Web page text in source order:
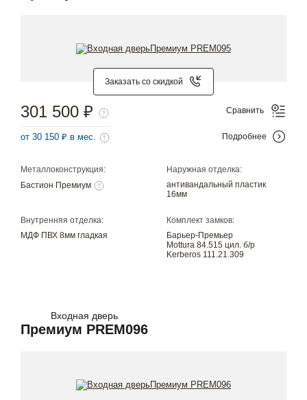
Заказать со скидкой
Металлоконструкция:
Бастион Премиум
Наружная отделка:
антивандальный пластик
16мм
Внутренняя отделка:
МДФ ПВХ 8мм гладкая
Комплект замков:
Барьер-Премьер
Mottura 84.515 цил. б/р
Kerberos 111.21.309
301 500 ₽
от 30 150 ₽ в мес.
Сравнить
Подробнее
Входная дверь
Премиум PREM096